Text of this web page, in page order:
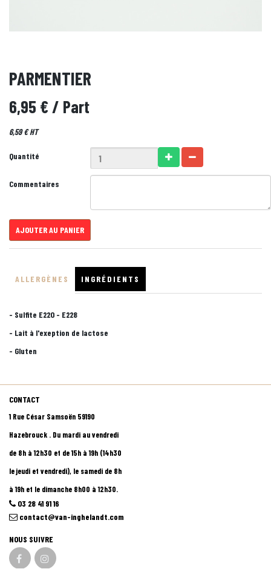
PARMENTIER
6,95 €/ Part
6,59 € HT
Quantité
Commentaires
AJOUTER AU PANIER
ALLERGÈNES INGRÉDIENTS
- Sulfite E220 - E228
- Lait à l'exeption de lactose
- Gluten
CONTACT
1 Rue César Samsoën 59190
Hazebrouck . Du mardi au vendredi
de 8h à 12h30 et de 15h à 19h (14h30
le jeudi et vendredi), le samedi de 8h
à 19h et le dimanche 8h00 à 12h30.
03 28 41 91 16
contact@van-inghelandt.com
NOUS SUIVRE